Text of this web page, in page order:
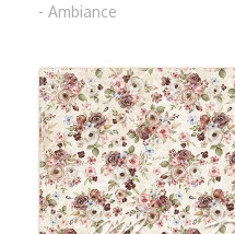
- Ambiance